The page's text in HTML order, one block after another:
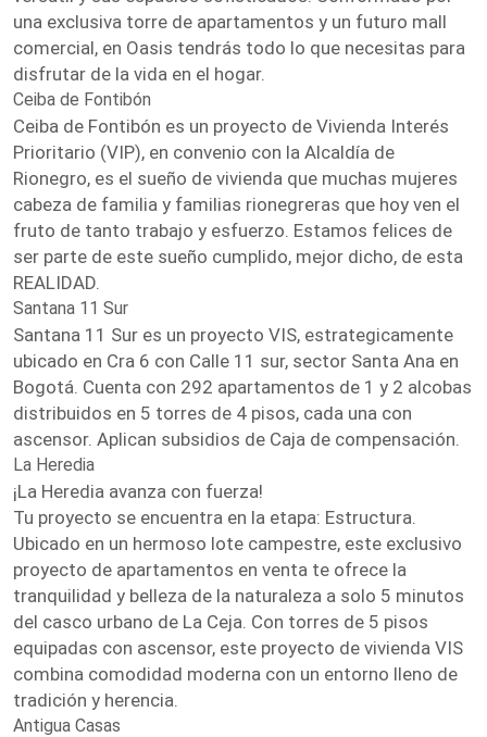
una exclusiva torre de apartamentos y un futuro mall
comercial, en Oasis tendrás todo lo que necesitas para
disfrutar de la vida en el hogar.
Ceiba de Fontibón
Ceiba de Fontibón es un proyecto de Vivienda Interés
Prioritario (VIP), en convenio con la Alcaldía de
Rionegro, es el sueño de vivienda que muchas mujeres
cabeza de familia y familias rionegreras que hoy ven el
fruto de tanto trabajo y esfuerzo. Estamos felices de
ser parte de este sueño cumplido, mejor dicho, de esta
REALIDAD.
Santana 11 Sur
Santana 11 Sur es un proyecto VIS, estrategicamente
ubicado en Cra 6 con Calle 11 sur, sector Santa Ana en
Bogotá. Cuenta con 292 apartamentos de 1 y 2 alcobas
distribuidos en 5 torres de 4 pisos, cada una con
ascensor. Aplican subsidios de Caja de compensación.
La Heredia
¡La Heredia avanza con fuerza!
Tu proyecto se encuentra en la etapa: Estructura.
Ubicado en un hermoso lote campestre, este exclusivo
proyecto de apartamentos en venta te ofrece la
tranquilidad y belleza de la naturaleza a solo 5 minutos
del casco urbano de La Ceja. Con torres de 5 pisos
equipadas con ascensor, este proyecto de vivienda VIS
combina comodidad moderna con un entorno lleno de
tradición y herencia.
Antigua Casas